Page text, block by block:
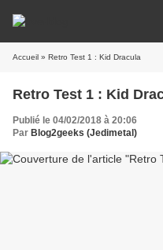
Accueil » Retro Test 1 : Kid Dracula
Retro Test 1 : Kid
Publié le 04/02/2018 à 20:06
Par Blog2geeks (Jedimetal)